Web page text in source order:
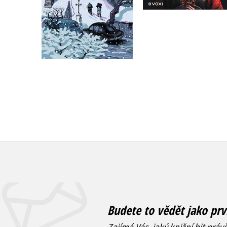
Do košíku
349 Kč
279 Kč
Budete to vědět jako